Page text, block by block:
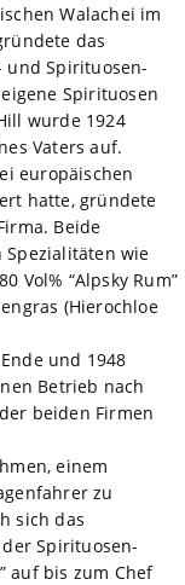
Walachei im
das
und Spirituosen-
Spirituosen
wurde 1924
Vaters auf.
europäischen
hatte, gründete
Beide
wie
Vol% “Alpsky Rum”
(Hierochloe
und 1948
Betrieb nach
beiden Firmen
einem
zu
sich das
Spirituosen-
auf bis zum Chef